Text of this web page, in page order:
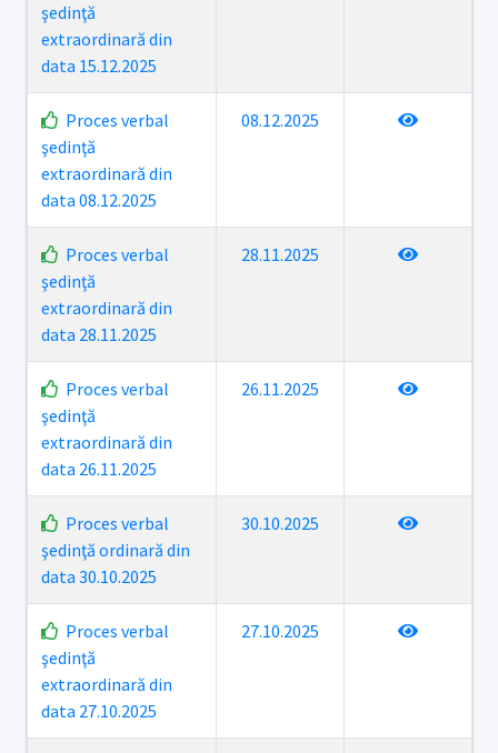
şedinţă
extraordinară din
data 15.12.2025
Proces verbal
şedinţă
extraordinară din
data 08.12.2025
08.12.2025
Proces verbal
şedinţă
extraordinară din
data 28.11.2025
28.11.2025
Proces verbal
şedinţă
extraordinară din
data 26.11.2025
26.11.2025
Proces verbal
şedinţă ordinară din
data 30.10.2025
30.10.2025
Proces verbal
şedinţă
extraordinară din
data 27.10.2025
27.10.2025